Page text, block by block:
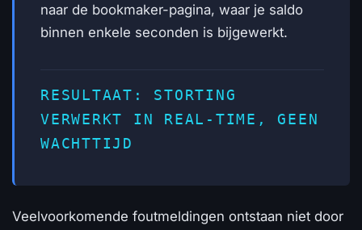
naar de bookmaker-pagina, waar je saldo
binnen enkele seconden is bijgewerkt.
RESULTAAT: STORTING
VERWERKT IN REAL-TIME, GEEN
WACHTTIJD
Veelvoorkomende foutmeldingen ontstaan niet door